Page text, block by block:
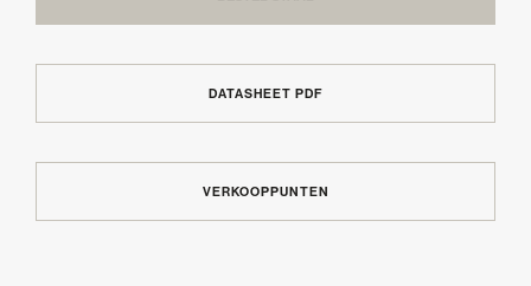
DATASHEET PDF
VERKOOPPUNTEN